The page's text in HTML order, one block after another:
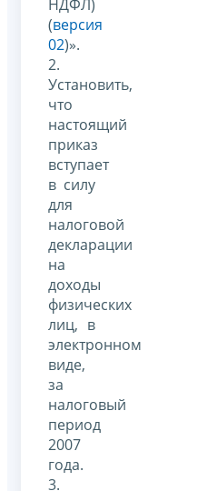
НДФЛ)
(версия
02)».
2.
Установить,
что
настоящий
приказ
вступает
в силу
для
налоговой
декларации
на
доходы
физических
лиц, в
электронном
виде,
за
налоговый
период
2007
года.
3.